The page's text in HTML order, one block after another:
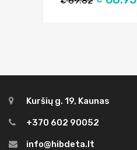
€
Kuršių g. 19, Kaunas
+370 602 90052
info@hibdeta.lt